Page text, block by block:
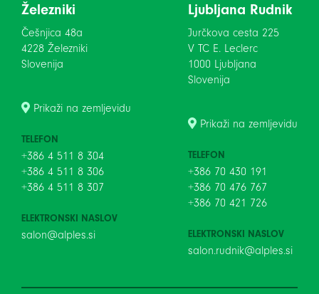
Železniki
Češnjica 48a
4228 Železniki
Slovenija
Prikaži na zemljevidu
TELEFON
+386 4 511 8 304
+386 4 511 8 306
+386 4 511 8 307
ELEKTRONSKI NASLOV
salon@alples.si
Ljubljana Rudnik
Jurčkova cesta 225
V TC E. Leclerc
1000 Ljubljana
Slovenija
Prikaži na zemljevidu
TELEFON
+386 70 430 191
+386 70 476 767
+386 70 421 726
ELEKTRONSKI NASLOV
salon.rudnik@alples.si